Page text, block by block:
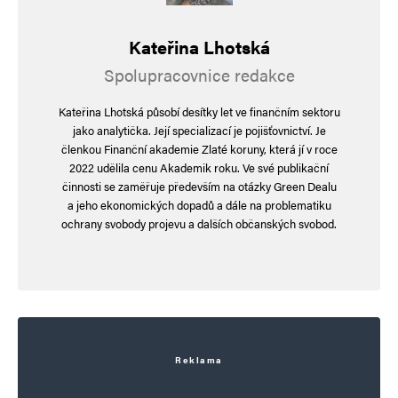
Kateřina Lhotská
Spolupracovnice redakce
Kateřina Lhotská působí desítky let ve finančním sektoru
jako analytička. Její specializací je pojišťovnictví. Je
členkou Finanční akademie Zlaté koruny, která jí v roce
2022 udělila cenu Akademik roku. Ve své publikační
činnosti se zaměřuje především na otázky Green Dealu
a jeho ekonomických dopadů a dále na problematiku
ochrany svobody projevu a dalších občanských svobod.
Reklama